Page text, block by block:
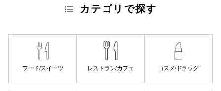
カテゴリで探す
フード/スイーツ レストラン/カフェ コスメ/ドラッグ新百合丘
三宮オ